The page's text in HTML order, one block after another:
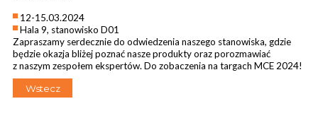
12-15.03.2024
Hala 9, stanowisko D01
Zapraszamy serdecznie do odwiedzenia naszego stanowiska, gdzie
będzie okazja bliżej poznać nasze produkty oraz porozmawiać
z naszym zespołem ekspertów. Do zobaczenia na targach MCE 2024!
Wstecz